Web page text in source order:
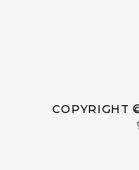
COPYRIGHT